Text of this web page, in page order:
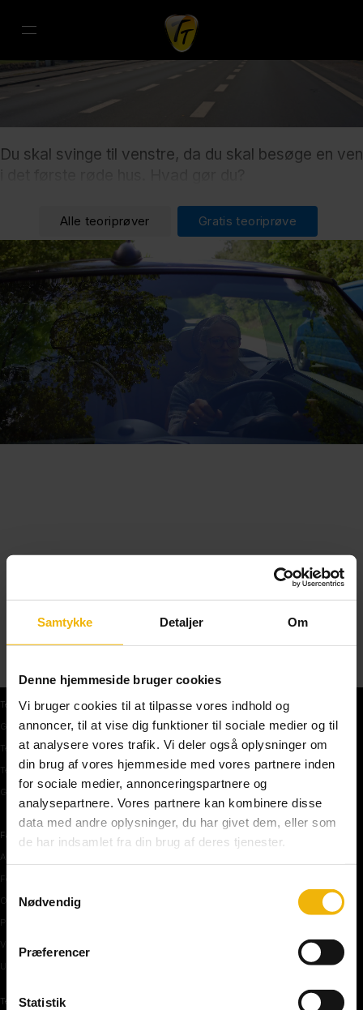
Samtykke Detaljer Om
Denne hjemmeside bruger cookies
Vi bruger cookies til at tilpasse vores indhold og
annoncer, til at vise dig funktioner til sociale medier og til
at analysere vores trafik. Vi deler også oplysninger om
din brug af vores hjemmeside med vores partnere inden
for sociale medier, annonceringspartnere og
analysepartnere. Vores partnere kan kombinere disse
data med andre oplysninger, du har givet dem, eller som
de har indsamlet fra din brug af deres tjenester.
Nødvendig
Præferencer
Statistik
Du skal svinge til venstre, da du skal besøge en ven
Alle teoriprøver Gratis teoriprøve
Teoriprøver
Gratis teoriprøve
Teoriprøver oversigt
Teoriprøver – pakker/priser
Generhvervelse af kørekort
Færdselstavler
Advarselstavler
Forbudstavler
Oplysningstavler
Påbudstavler
Vigepligtstavler
Undertavler
Teoriundervisning